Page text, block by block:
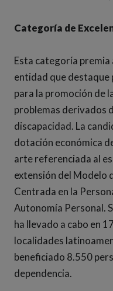
Categoría de
Esta categoría premia
entidad que
para la promoción de
problemas derivados
discapacidad. La
dotación económica
arte referenciada al
extensión del Modelo
Centrada en la
Autonomía Personal.
ha llevado a cabo en
localidades
beneficiado 8.550
dependencia.